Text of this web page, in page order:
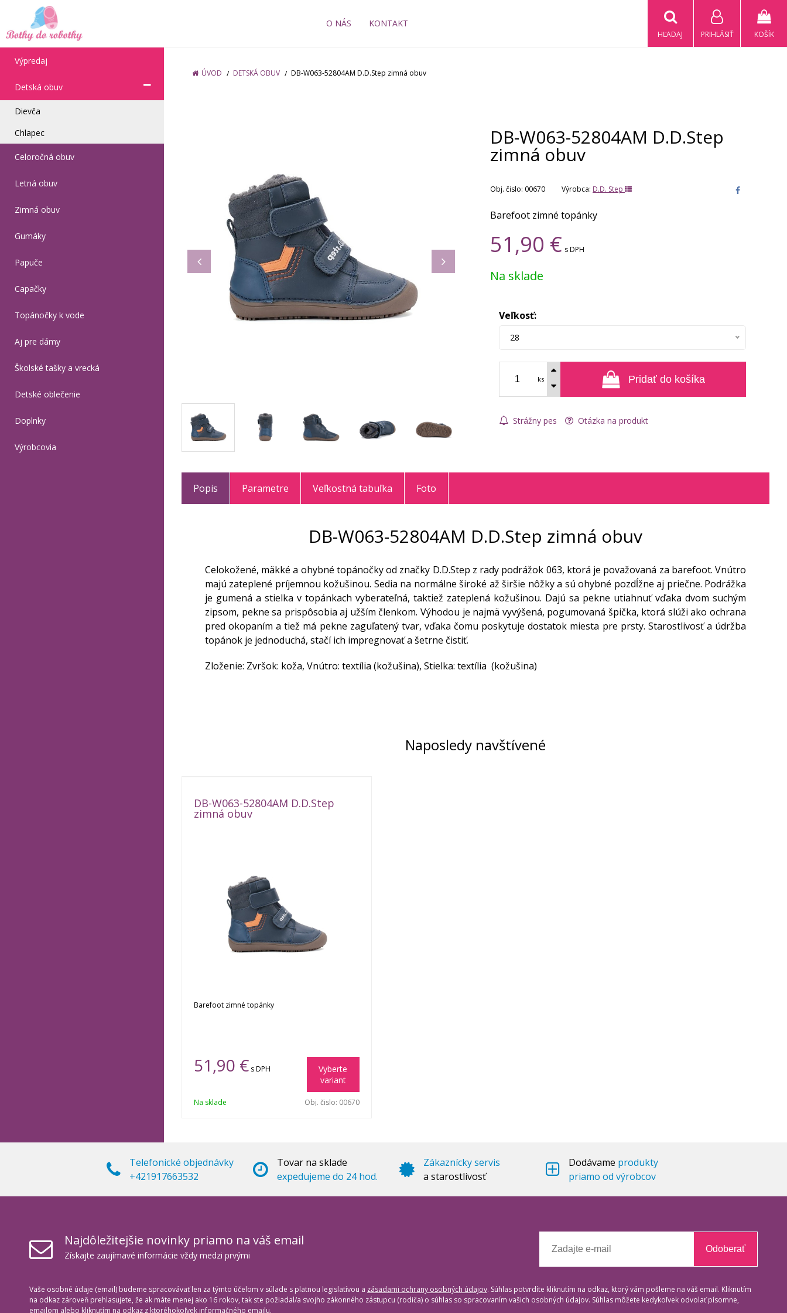
O NÁS KONTAKT
KOŠÍK
PRIHLÁSIŤ
HĽADAJ
Výpredaj
Detská obuv
Dievča
Chlapec
Celoročná obuv
Letná obuv
Zimná obuv
Gumáky
Papuče
Capačky
Topánočky k vode
Aj pre dámy
Školské tašky a vrecká
Detské oblečenie
Doplnky
Výrobcovia
ÚVOD DETSKÁ OBUV DB-W063-52804AM D.D.Step zimná obuv
DB-W063-52804AM D.D.Step
zimná obuv
Obj. čislo: 00670 Výrobca: D.D. Step
Barefoot zimné topánky
51,90 € s DPH
Na sklade
Veľkosť:
28
ks Pridať do košíka
Strážny pes Otázka na produkt
Popis Parametre Veľkostná tabuľka Foto
DB-W063-52804AM D.D.Step zimná obuv
Celokožené, mäkké a ohybné topánočky od značky D.D.Step z rady podrážok 063, ktorá je považovaná za barefoot. Vnútro
majú zateplené príjemnou kožušinou. Sedia na normálne široké až širšie nôžky a sú ohybné pozdĺžne aj priečne. Podrážka
je gumená a stielka v topánkach vyberateľná, taktiež zateplená kožušinou. Dajú sa pekne utiahnuť vďaka dvom suchým
zipsom, pekne sa prispôsobia aj užším členkom. Výhodou je najmä vyvýšená, pogumovaná špička, ktorá slúži ako ochrana
pred okopaním a tiež má pekne zaguľatený tvar, vďaka čomu poskytuje dostatok miesta pre prsty. Starostlivosť a údržba
topánok je jednoduchá, stačí ich impregnovať a šetrne čistiť.
Zloženie: Zvršok: koža, Vnútro: textília (kožušina), Stielka: textília (kožušina)
Naposledy navštívené
DB-W063-52804AM D.D.Step
zimná obuv
Barefoot zimné topánky
51,90 € s DPH
Vyberte
variant
Na sklade Obj. čislo: 00670
Telefonické objednávky
+421917663532
Tovar na sklade
expedujeme do 24 hod.
Zákaznícky servis
a starostlivosť
Dodávame produkty
priamo od výrobcov
Najdôležitejšie novinky priamo na váš email
Získajte zaujímavé informácie vždy medzi prvými
Odoberať
Vaše osobné údaje (email) budeme spracovávať len za týmto účelom v súlade s platnou legislatívou a zásadami ochrany osobných údajov. Súhlas potvrdíte kliknutím na odkaz, ktorý vám pošleme na váš email. Kliknutím
na odkaz zároveň prehlasujete, že ak máte menej ako 16 rokov, tak ste požiadal/a svojho zákonného zástupcu (rodiča) o súhlas so spracovaním vašich osobných údajov. Súhlas môžete kedykoľvek odvolať písomne,
emailom alebo kliknutím na odkaz z ktoréhokoľvek informačného emailu.